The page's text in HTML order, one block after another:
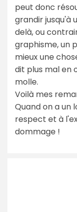
peut donc
grandir jusqu'à
delà, ou
graphisme, un
mieux une
dit plus mal en
molle.
Voilà mes
Quand on a un
respect et à
dommage !